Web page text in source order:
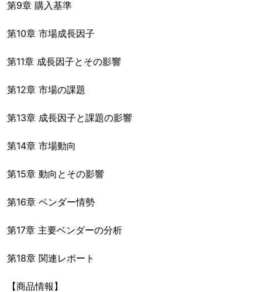
第9章 購入基準
第10章 市場成長因子
第11章 成長因子とその影響
第12章 市場の課題
第13章 成長因子と課題の影響
第14章 市場動向
第15章 動向とその影響
第16章 ベンダー情勢
第17章 主要ベンダーの分析
第18章 関連レポート
【商品情報】